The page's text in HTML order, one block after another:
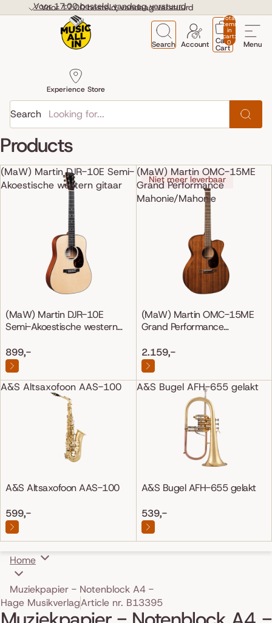
Voor 17:00 besteld, vandaag verstuurd
Voor 17:00 besteld, vandaag verstuurd
Menu
Search
Experience Store
Account
Total
items
in
cart:
0
Cart
Cart
Search
Products
(MaW) Martin DJR-10E Semi-
Akoestische western gitaar
(MaW) Martin DJR-10E
Semi-Akoestische western
899,-
(MaW) Martin OMC-15ME
Grand Performance
Mahonie/Mahonie
Niet meer leverbaar
(MaW) Martin OMC-15ME
Grand Performance
2.159,-
A&S Altsaxofoon AAS-100
A&S Altsaxofoon AAS-100
599,-
A&S Bugel AFH-655 gelakt
A&S Bugel AFH-655 gelakt
539,-
Home
Muziekpapier - Notenblock A4 -
Skip to product information
Hage MusikverlagArticle nr. B13395